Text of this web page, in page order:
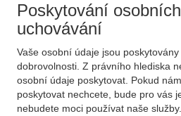
Poskytování
uchovávání
Vaše osobní údaje jsou
dobrovolnosti. Z právního hlediska
osobní údaje poskytovat. Pokud
poskytovat nechcete, bude pro vás
nebudete moci používat naše